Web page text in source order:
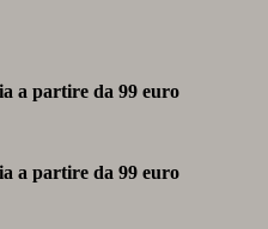
a partire da 99 euro
a partire da 99 euro